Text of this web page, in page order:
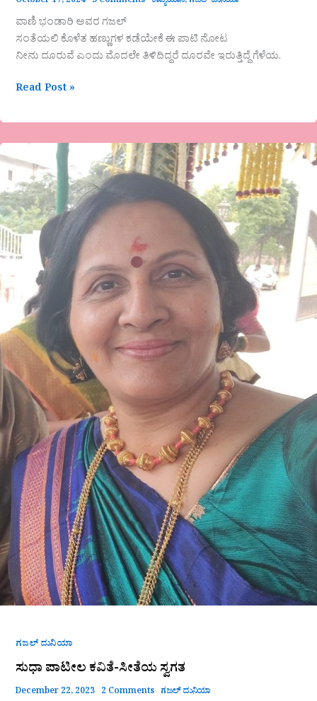
ವಾಣಿ ಭಂಡಾರಿ ಅವರ ಗಜಲ್
ಸಂತೆಯಲಿ ಕೊಳೆತ ಹಣ್ಣುಗಳ ಕಡೆಯೇಕೆ ಈ ಪಾಟಿ ನೋಟ
ನೀನು ದೂರುವೆ ಎಂದು ಮೊದಲೇ ತಿಳಿದಿದ್ದರೆ ದೂರವೇ ಇರುತ್ತಿದ್ದೆ ಗೆಳೆಯ.
Read Post »
ಗಜಲ್ ದುನಿಯಾ
ಸುಧಾ ಪಾಟೀಲ ಕವಿತೆ-ಸೀತೆಯ ಸ್ವಗತ
December 22, 2023 2 Comments ಗಜಲ್ ದುನಿಯಾ
ಪಾಟೀಲ
ಕವಿತೆ-
ಸೀತೆಯ
ಸ್ವಗತ